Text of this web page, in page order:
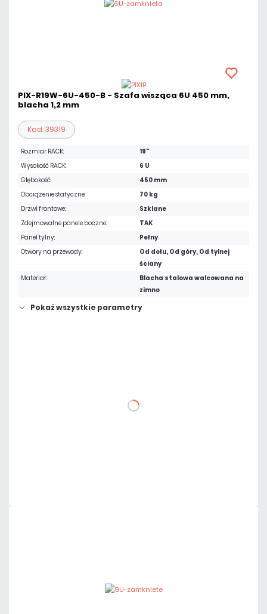
PIX-R19W-6U-450-B - Szafa wisząca 6U 450 mm,
blacha 1,2 mm
Kod: 39319
Rozmiar RACK:
19"
Wysokość RACK:
6 U
Głębokość:
450 mm
Obciążenie statyczne:
70 kg
Drzwi frontowe:
Szklane
Zdejmowalne panele boczne:
TAK
Panel tylny:
Pełny
Otwory na przewody:
Od dołu, Od góry, Od tylnej
ściany
Materiał:
Blacha stalowa walcowana na
zimno
Pokaż wszystkie parametry
DO KOSZYKA